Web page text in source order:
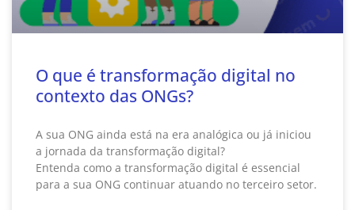
O que é transformação digital no
contexto das ONGs?
A sua ONG ainda está na era analógica ou já iniciou
a jornada da transformação digital?
Entenda como a transformação digital é essencial
para a sua ONG continuar atuando no terceiro setor.